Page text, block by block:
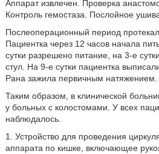
Аппарат извлечен. Проверка
Контроль гемостаза. Послойное
Послеоперационный период
Пациентка через 12 часов начала
сутки разрешено питание, на 3-е
стул. На 9-е сутки пациентка
Рана зажила первичным натяжением.
Таким образом, в клинической
у больных с колостомами. У всех
наблюдалось.
1. Устройство для проведения
аппарата по кишке, включающее